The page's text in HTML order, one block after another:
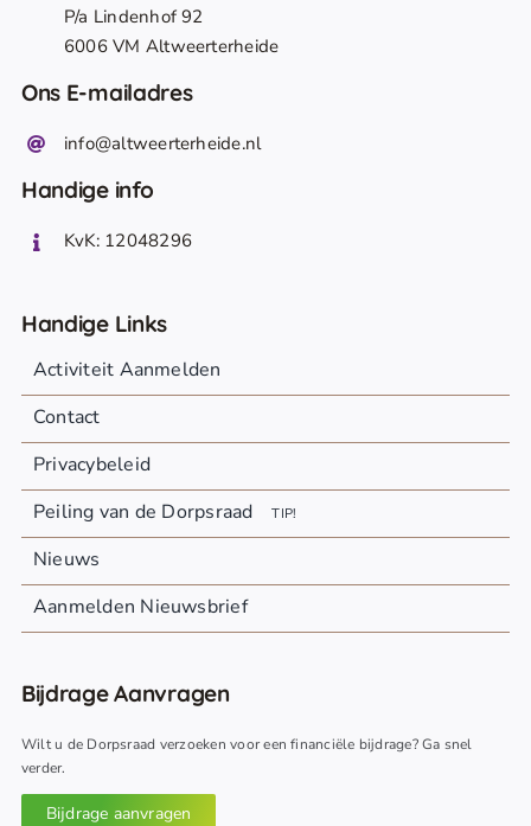
P/a Lindenhof 92
6006 VM Altweerterheide
Ons E-mailadres
info@altweerterheide.nl
Handige info
KvK: 12048296
Handige Links
Activiteit Aanmelden
Contact
Privacybeleid
Peiling van de Dorpsraad
TIP!
Nieuws
Aanmelden Nieuwsbrief
Bijdrage Aanvragen
Wilt u de Dorpsraad verzoeken voor een financiële bijdrage? Ga snel
verder.
Bijdrage aanvragen